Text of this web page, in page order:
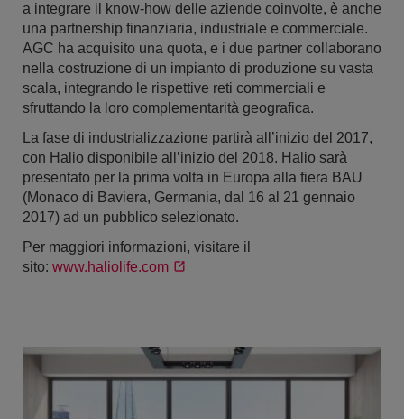
a integrare il know-how delle aziende coinvolte, è anche
una partnership finanziaria, industriale e commerciale.
AGC ha acquisito una quota, e i due partner collaborano
nella costruzione di un impianto di produzione su vasta
scala, integrando le rispettive reti commerciali e
sfruttando la loro complementarità geografica.
La fase di industrializzazione partirà all’inizio del 2017,
con Halio disponibile all’inizio del 2018. Halio sarà
presentato per la prima volta in Europa alla fiera BAU
(Monaco di Baviera, Germania, dal 16 al 21 gennaio
2017) ad un pubblico selezionato.
Per maggiori informazioni, visitare il
sito: www.haliolife.com